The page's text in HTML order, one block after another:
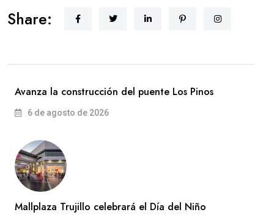
Share:
Avanza la construcción del puente Los Pinos
6 de agosto de 2026
Mallplaza Trujillo celebrará el Día del Niño